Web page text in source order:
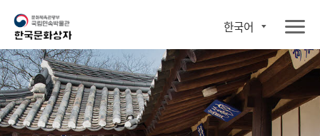
한국어